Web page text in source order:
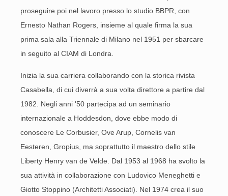
proseguire poi nel lavoro presso lo studio BBPR, con
Ernesto Nathan Rogers, insieme al quale firma la sua
prima sala alla Triennale di Milano nel 1951 per sbarcare
in seguito al CIAM di Londra.
Inizia la sua carriera collaborando con la storica rivista
Casabella, di cui diverrà a sua volta direttore a partire dal
1982. Negli anni '50 partecipa ad un seminario
internazionale a Hoddesdon, dove ebbe modo di
conoscere Le Corbusier, Ove Arup, Cornelis van
Eesteren, Gropius, ma soprattutto il maestro dello stile
Liberty Henry van de Velde. Dal 1953 al 1968 ha svolto la
sua attività in collaborazione con Ludovico Meneghetti e
Giotto Stoppino (Architetti Associati). Nel 1974 crea il suo